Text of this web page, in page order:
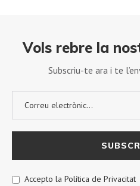
Vols rebre la
Subscriu-te ara i te
Accepto la Política de Privacitat